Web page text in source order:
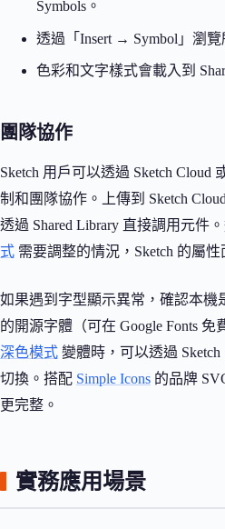
Symbols。
透過「Insert → Symbol」瀏覽
色彩和文字樣式會載入到
團隊協作
Sketch 用戶可以透過 Sketch Cloud
制和團隊協作。上傳到 Sketch
透過 Shared Library 直接調用元件。
式 需要調整的情況，Sketch 的屬性
如果遇到字型顯示異常，確認本機
的開源字體（可在 Google Fonts 免
深色模式 變體時，可以透過 Sketch
切換。搭配 Simple Icons 的品牌
更完整。
實務應用場景